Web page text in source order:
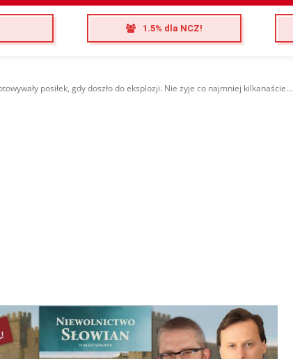
1.5% dla NCZ!
posiłek, gdy doszło do eksplozji. Nie żyje co najmniej kilkanaście...